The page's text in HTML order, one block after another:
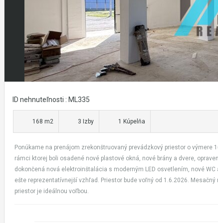
ID nehnuteľnosti : ML335
168 m2 3 Izby 1 Kúpelňa
Ponúkame na prenájom zrekonštruovaný prevádzkový priestor o
rámci ktorej boli osadené nové plastové okná, nové brány a dvere,
dokončená nová elektroinštalácia s moderným LED osvetlením, nové
ešte reprezentatívnejší vzhľad. Priestor bude voľný od 1.6.2026.
priestor je ideálnou voľbou.